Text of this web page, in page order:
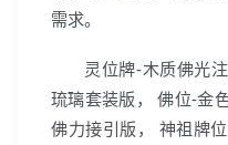
需求。
灵位牌-木质佛光
琉璃套装版， 佛位-金
佛力接引版， 神祖牌